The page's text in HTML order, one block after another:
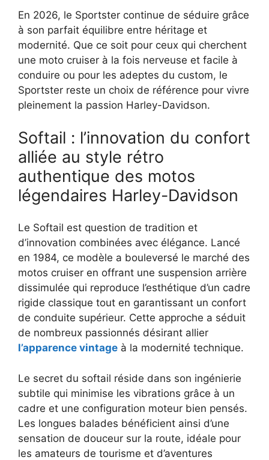
En 2026, le Sportster continue de séduire grâce
à son parfait équilibre entre héritage et
modernité. Que ce soit pour ceux qui cherchent
une moto cruiser à la fois nerveuse et facile à
conduire ou pour les adeptes du custom, le
Sportster reste un choix de référence pour vivre
pleinement la passion Harley-Davidson.
Softail : l’innovation du confort
alliée au style rétro
authentique des motos
légendaires Harley-Davidson
Le Softail est question de tradition et
d’innovation combinées avec élégance. Lancé
en 1984, ce modèle a bouleversé le marché des
motos cruiser en offrant une suspension arrière
dissimulée qui reproduce l’esthétique d’un cadre
rigide classique tout en garantissant un confort
de conduite supérieur. Cette approche a séduit
de nombreux passionnés désirant allier
l’apparence vintage à la modernité technique.
Le secret du softail réside dans son ingénierie
subtile qui minimise les vibrations grâce à un
cadre et une configuration moteur bien pensés.
Les longues balades bénéficient ainsi d’une
sensation de douceur sur la route, idéale pour
les amateurs de tourisme et d’aventures